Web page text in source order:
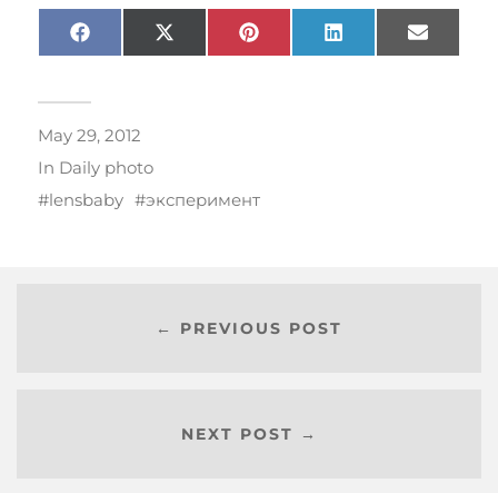
Facebook X
(Twitter)
Pinterest LinkedIn Email
May 29, 2012
In Daily photo
lensbaby
эксперимент
← PREVIOUS POST
NEXT POST →